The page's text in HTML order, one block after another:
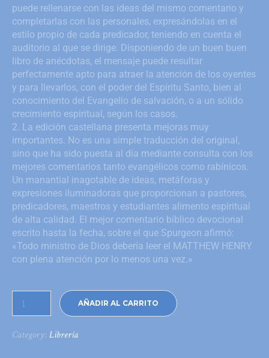
puede rellenarse con las ideas del mismo comentario y
completarlas con las personales, expresándolas en el
estilo propio de cada predicador, teniendo en cuenta el
auditorio al que se dirige. Disponiendo de un buen buen
libro de anécdotas, el mensaje puede resultar
perfectamente apto para atraer la atención de los oyentes
y para llevarlos, con el poder del Espíritu Santo, bien al
conocimiento del Evangelio de salvación, o a un sólido
crecimiento espiritual, según los casos.
2. La edición castellana presenta mejoras muy
importantes. No es una simple traducción del original,
sino que ha sido puesta al día mediante consulta con los
mejores comentarios tanto evangélicos como rabínicos.
Un manantial inagotable de ideas, metáforas y
expresiones iluminadoras que proporcionan a pastores,
predicadores, maestros y estudiantes alimento espiritual
de alta calidad. El mejor comentario bíblico devocional
escrito hasta la fecha, sobre el que Spurgeon afirmó:
«Todo ministro de Dios debería leer el MATTHEW HENRY
con plena atención por lo menos una vez.»
AÑADIR AL CARRITO
Category:Librería